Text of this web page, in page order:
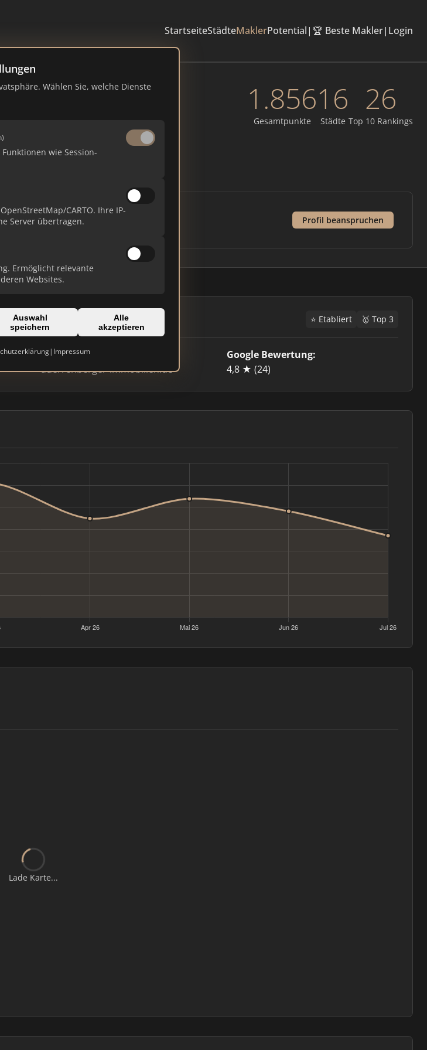
StartseiteStädteMaklerPotential| 🏆 Beste Makler| Login
Wählen Sie, welche Dienste
wie Session-
CARTO. Ihre IP-
Server übertragen.
Ermöglicht relevante
Websites.
Auswahl
speichern
Alle
akzeptieren
| Impressum
Germering und
1.856
Gesamtpunkte
16
Städte
26
Top 10 Rankings
Updates.
Profil beanspruchen
⭐ Etabliert 🥇 Top 3
Domain:
duerrenberger-immobilien.de
Google Bewertung:
4,8 ★ (24)
Lade Karte...